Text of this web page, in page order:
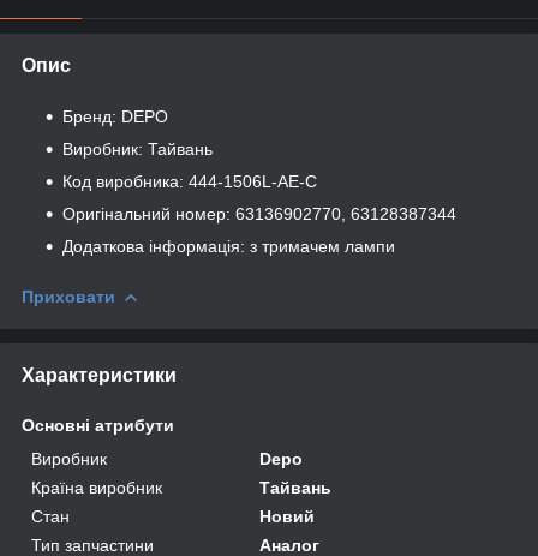
Опис
Бренд: DEPO
Виробник: Тайвань
Код виробника: 444-1506L-AE-C
Оригінальний номер: 63136902770, 63128387344
Додаткова інформація: з тримачем лампи
Приховати
Характеристики
Основні атрибути
Виробник
Depo
Країна виробник
Тайвань
Стан
Новий
Тип запчастини
Аналог